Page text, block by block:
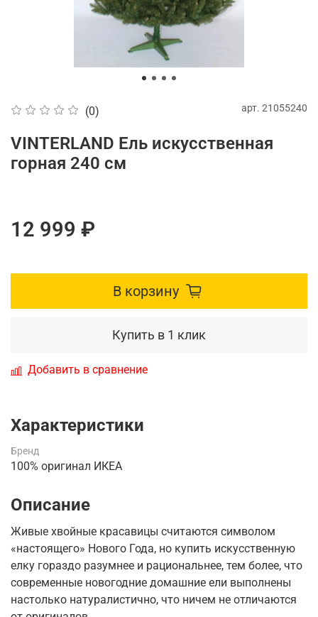
(0) арт. 21055240
VINTERLAND Ель искусственная
горная 240 см
12 999 ₽
В корзину
Купить в 1 клик
Добавить в сравнение
Характеристики
Бренд
100% оригинал ИКЕА
Описание
Живые хвойные красавицы считаются символом
«настоящего» Нового Года, но купить искусственную
елку гораздо разумнее и рациональнее, тем более, что
современные новогодние домашние ели выполнены
настолько натуралистично, что ничем не отличаются